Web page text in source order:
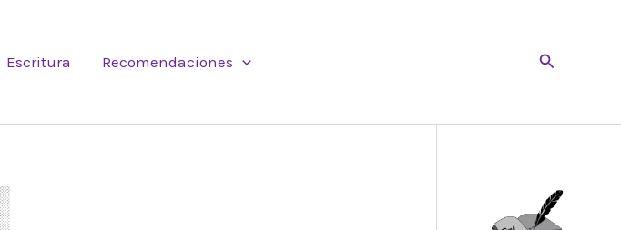
Escritura Recomendaciones Buscar